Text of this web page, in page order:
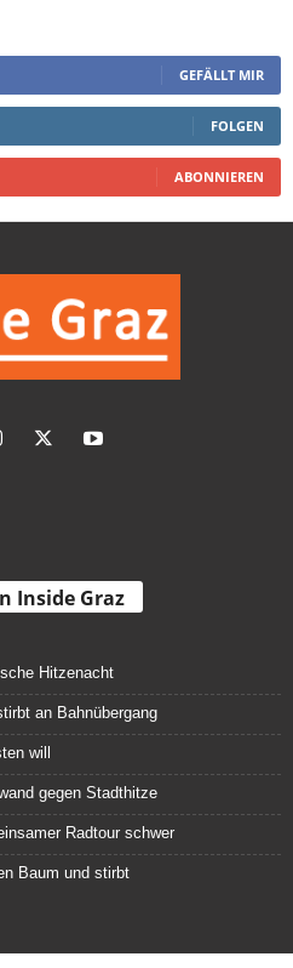
GEFÄLLT MIR
FOLGEN
ABONNIEREN
Inside Graz
Hitzenacht
an Bahnübergang
will
gegen Stadthitze
Radtour schwer
Baum und stirbt